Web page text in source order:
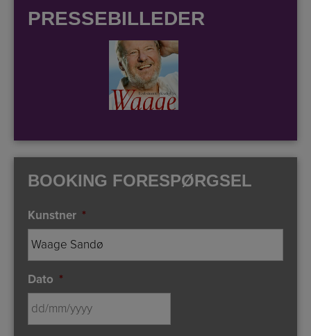
PRESSEBILLEDER
BOOKING FORESPØRGSEL
Kunstner *
Dato *